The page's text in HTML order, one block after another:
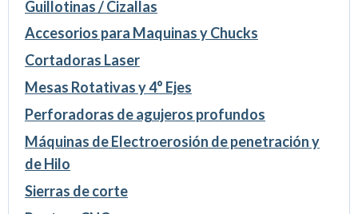
Guillotinas / Cizallas
Accesorios para Maquinas y Chucks
Cortadoras Laser
Mesas Rotativas y 4° Ejes
Perforadoras de agujeros profundos
Máquinas de Electroerosión de penetración y
de Hilo
Sierras de corte